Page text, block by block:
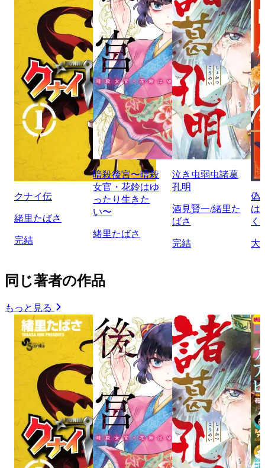
クナイ伝
緒里たばさ
完結
暗殺後宮〜暗殺
女官・花鈴はゆ
ったり生きた
い〜
緒里たばさ
泣き虫弱虫諸葛
孔明
酒見賢一/緒里た
ばさ
完結
偽
は
く
大
同じ著者の作品
もっと見る